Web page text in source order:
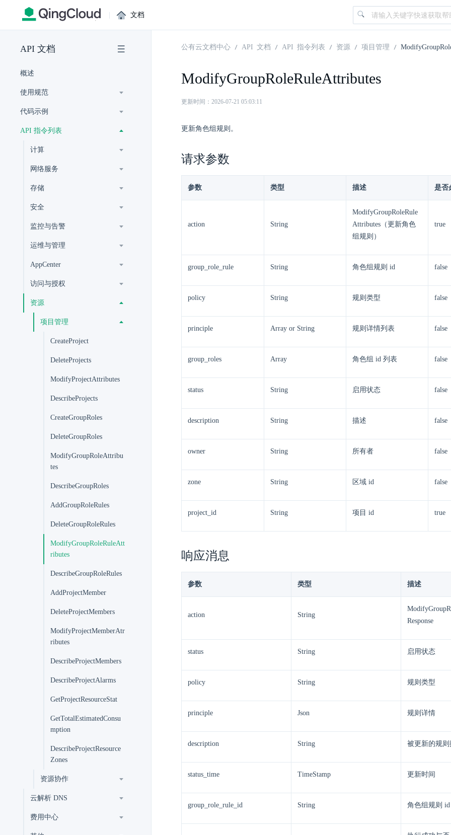
| 文档
API 文档
概述
使用规范
代码示例
API 指令列表
计算
网络服务
存储
安全
监控与告警
运维与管理
AppCenter
访问与授权
资源
项目管理
CreateProject
DeleteProjects
ModifyProjectAttributes
DescribeProjects
CreateGroupRoles
DeleteGroupRoles
ModifyGroupRoleAttribu
tes
DescribeGroupRoles
AddGroupRoleRules
DeleteGroupRoleRules
ModifyGroupRoleRuleAtt
ributes
DescribeGroupRoleRules
AddProjectMember
DeleteProjectMembers
ModifyProjectMemberAtr
ributes
DescribeProjectMembers
DescribeProjectAlarms
GetProjectResourceStat
GetTotalEstimatedConsu
mption
DescribeProjectResource
Zones
资源协作
云解析 DNS
费用中心
公有云文档中心 API 文档 API 指令列表 资源 项目管理
ModifyGroupRoleRuleAttributes
更新时间：2026-07-21 05:03:11
更新角色组规则。
请求参数
参数 类型 描述 是否
action String
ModifyGroupRoleRule
Attributes（更新角色
组规则）
true
group_role_rule String 角色组规则 id false
policy String 规则类型 false
principle Array or String 规则详情列表 false
group_roles Array 角色组 id 列表 false
status String 启用状态 false
description String 描述 false
owner String 所有者 false
zone String 区域 id false
project_id String 项目 id true
响应消息
参数 类型 描述
action String
Response
status String 启用状态
policy String 规则类型
principle Json 规则详情
description String 被更新的规则
status_time TimeStamp 更新时间
group_role_rule_id String 角色组规则 id